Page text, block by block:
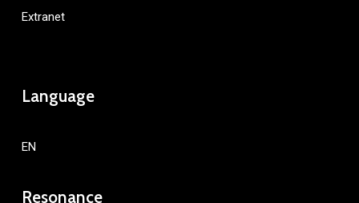
Extranet
Language
EN
Resonance